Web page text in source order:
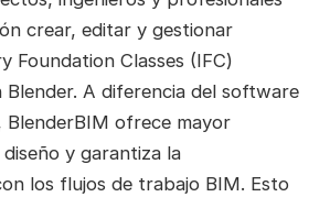
crear, editar y gestionar
Foundation Classes (IFC)
Blender. A diferencia del software
BlenderBIM ofrece mayor
y garantiza la
los flujos de trabajo BIM. Esto